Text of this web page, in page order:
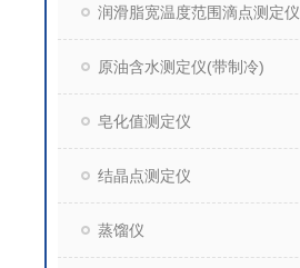
润滑脂宽温度范围滴点测定仪
原油含水测定仪(带制冷)
皂化值测定仪
结晶点测定仪
蒸馏仪